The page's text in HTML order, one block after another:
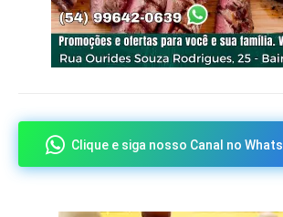
Clique e siga nosso Canal no Whats